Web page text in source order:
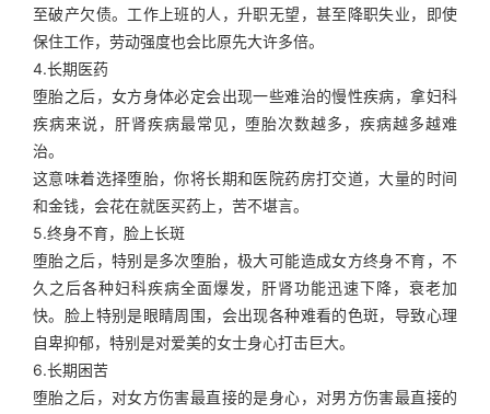
至破产欠债。工作上班的人，升职无望，甚至降职失业，即使
保住工作，劳动强度也会比原先大许多倍。
4.长期医药
堕胎之后，女方身体必定会出现一些难治的慢性疾病，拿妇科
疾病来说，肝肾疾病最常见，堕胎次数越多，疾病越多越难
治。
这意味着选择堕胎，你将长期和医院药房打交道，大量的时间
和金钱，会花在就医买药上，苦不堪言。
5.终身不育，脸上长斑
堕胎之后，特别是多次堕胎，极大可能造成女方终身不育，不
久之后各种妇科疾病全面爆发，肝肾功能迅速下降，衰老加
快。脸上特别是眼睛周围，会出现各种难看的色斑，导致心理
自卑抑郁，特别是对爱美的女士身心打击巨大。
6.长期困苦
堕胎之后，对女方伤害最直接的是身心，对男方伤害最直接的